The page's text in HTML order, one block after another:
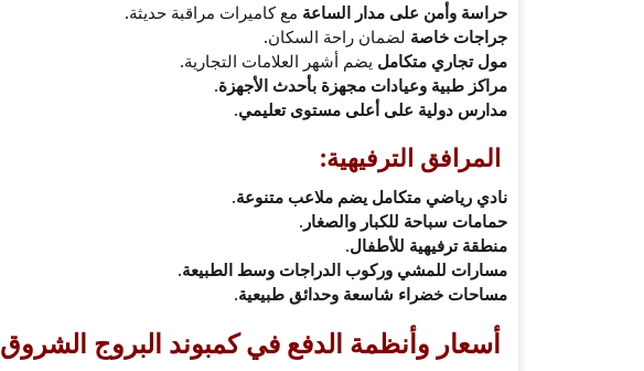
حراسة وأمن على مدار الساعة مع كاميرات مراقبة حديثة.
جراجات خاصة لضمان راحة السكان.
مول تجاري متكامل يضم أشهر العلامات التجارية.
مراكز طبية وعيادات مجهزة بأحدث الأجهزة.
مدارس دولية على أعلى مستوى تعليمي.
المرافق الترفيهية:
نادي رياضي متكامل يضم ملاعب متنوعة.
حمامات سباحة للكبار والصغار .
منطقة ترفيهية للأطفال.
مسارات للمشي وركوب الدراجات وسط الطبيعة.
مساحات خضراء شاسعة وحدائق طبيعية.
أسعار وأنظمة الدفع في كمبوند البروج الشروق